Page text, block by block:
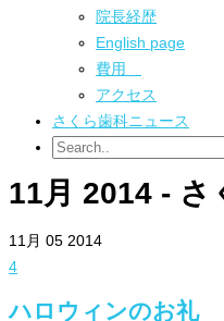
院長経歴
English page
費用
アクセス
さくら歯科ニュース
11月 2014 - さ
11月 05 2014
4
ハロウィンのお礼